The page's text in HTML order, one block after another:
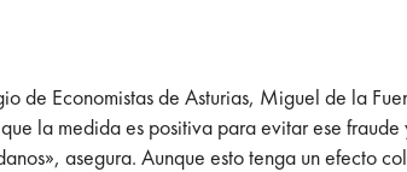
de Economistas de Asturias, Miguel de la
la medida es positiva para evitar ese fraude
asegura. Aunque esto tenga un efecto